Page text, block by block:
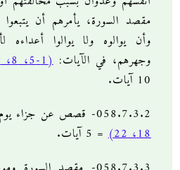
مقصد السورة، يأمرهم أن يتبعوا
وأن يوالوه ولا يوالوا
وجهرهم، في الآيات:(1-5، 8، 14، 16، 19، 20)
10 آيات.
058.7.3.2- قصص عن جزاء يوم القيامة:
18، 22)
= 5 آيات.